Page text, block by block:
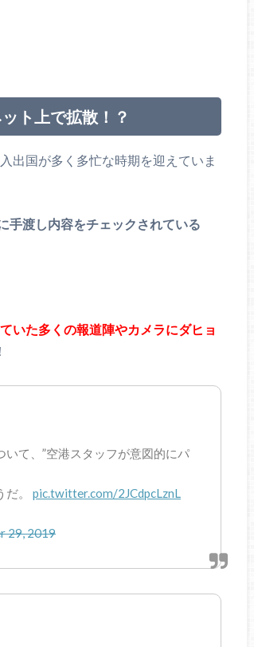
ト上で拡散！？
出国が多く多忙な時期を迎えていま
手渡し内容をチェックされている
いた多くの報道陣やカメラにダヒョ
て、”空港スタッフが意図的にパ
。 pic.twitter.com/2JCdpcLznL
29, 2019